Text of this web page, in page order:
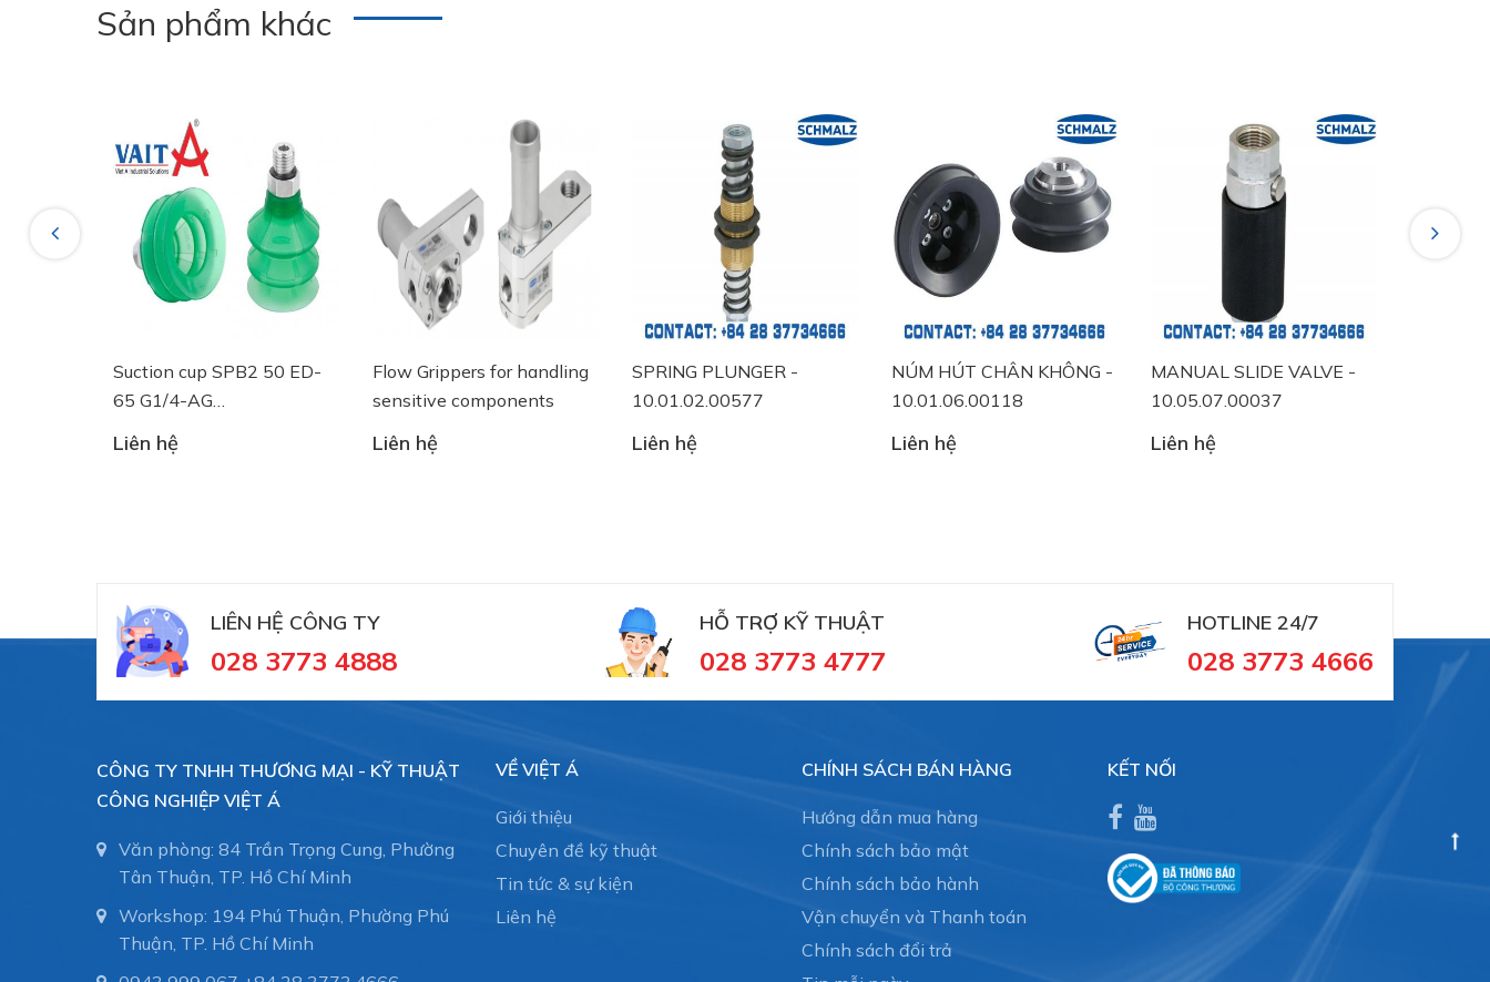
Sản phẩm khác
Previous
Suction cup SPB2 50 ED-
65 G1/4-AG
hút chân không Schmalz
Liên hệ
Flow Grippers for handling
sensitive components
Liên hệ
SPRING PLUNGER -
10.01.02.00577
Liên hệ
NÚM HÚT CHÂN KHÔNG -
10.01.06.00118
Liên hệ
MANUAL SLIDE VALVE -
10.05.07.00037
Liên hệ
Next
LIÊN HỆ CÔNG TY
028 3773 4888
HỖ TRỢ KỸ THUẬT
028 3773 4777
HOTLINE 24/7
028 3773 4666
CÔNG TY TNHH THƯƠNG MẠI - KỸ THUẬT
CÔNG NGHIỆP VIỆT Á
Văn phòng: 84 Trần Trọng Cung, Phường
Tân Thuận, TP. Hồ Chí Minh
Workshop: 194 Phú Thuận, Phường Phú
Thuận, TP. Hồ Chí Minh
VỀ VIỆT Á
Giới thiệu
Chuyên đề kỹ thuật
Tin tức & sự kiện
Liên hệ
CHÍNH SÁCH BÁN HÀNG
Hướng dẫn mua hàng
Chính sách bảo mật
Chính sách bảo hành
Vận chuyển và Thanh toán
Chính sách đổi trả
KẾT NỐI